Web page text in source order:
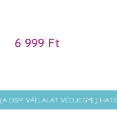
6 999 Ft
DSM VÁLLALAT VÉDJEGYE)